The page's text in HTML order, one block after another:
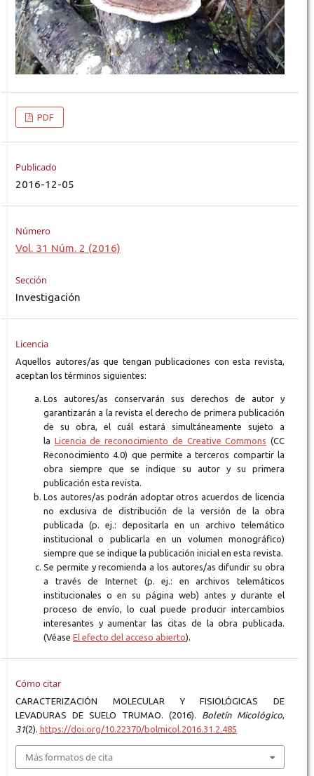
PDF
Publicado
2016-12-05
Número
Vol. 31 Núm. 2 (2016)
Sección
Investigación
Licencia
Aquellos autores/as que tengan publicaciones con esta revista,
aceptan los términos siguientes:
Los autores/as conservarán sus derechos de autor y
garantizarán a la revista el derecho de primera publicación
de su obra, el cuál estará simultáneamente sujeto a
la Licencia de reconocimiento de Creative Commons (CC
Reconocimiento 4.0) que permite a terceros compartir la
obra siempre que se indique su autor y su primera
publicación esta revista.
Los autores/as podrán adoptar otros acuerdos de licencia
no exclusiva de distribución de la versión de la obra
publicada (p. ej.: depositarla en un archivo telemático
institucional o publicarla en un volumen monográfico)
siempre que se indique la publicación inicial en esta revista.
Se permite y recomienda a los autores/as difundir su obra
a través de Internet (p. ej.: en archivos telemáticos
institucionales o en su página web) antes y durante el
proceso de envío, lo cual puede producir intercambios
interesantes y aumentar las citas de la obra publicada.
(Véase El efecto del acceso abierto).
Cómo citar
CARACTERIZACIÓN MOLECULAR Y FISIOLÓGICAS DE
LEVADURAS DE SUELO TRUMAO. (2016). Boletín Micológico,
31(2). https://doi.org/10.22370/bolmicol.2016.31.2.485
Más formatos de cita